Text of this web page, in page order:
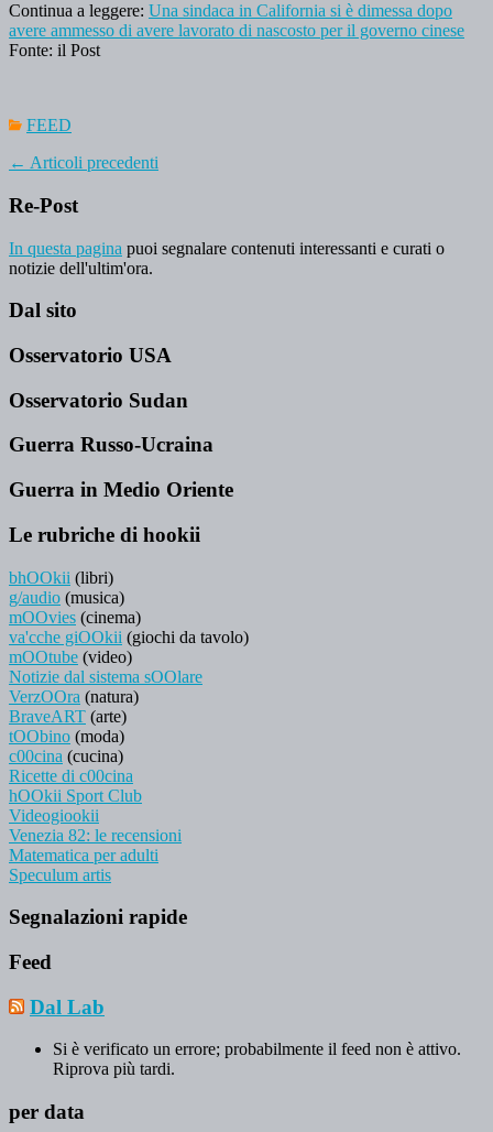
Continua a leggere: Una sindaca in California si è dimessa dopo
avere ammesso di avere lavorato di nascosto per il governo cinese
Fonte: il Post
FEED
← Articoli precedenti
Re-Post
In questa pagina puoi segnalare contenuti interessanti e curati o
notizie dell'ultim'ora.
Dal sito
Osservatorio USA
Osservatorio Sudan
Guerra Russo-Ucraina
Guerra in Medio Oriente
Le rubriche di hookii
bhOOkii (libri)
g/audio (musica)
mOOvies (cinema)
va'cche giOOkii (giochi da tavolo)
mOOtube (video)
Notizie dal sistema sOOlare
VerzOOra (natura)
BraveART (arte)
tOObino (moda)
c00cina (cucina)
Ricette di c00cina
hOOkii Sport Club
Videogiookii
Venezia 82: le recensioni
Matematica per adulti
Speculum artis
Segnalazioni rapide
Feed
Dal Lab
Si è verificato un errore; probabilmente il feed non è attivo.
Riprova più tardi.
per data